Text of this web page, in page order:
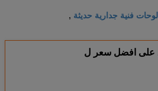
لوحات فنية جدارية حديثة ,
على افضل سعر ل